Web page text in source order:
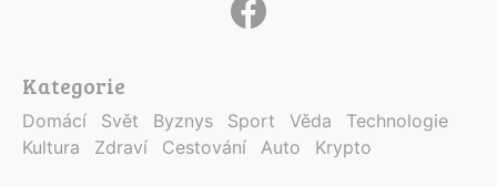
Kategorie
Domácí Svět Byznys Sport Věda
Technologie
Kultura
Zdraví Cestování Auto Krypto